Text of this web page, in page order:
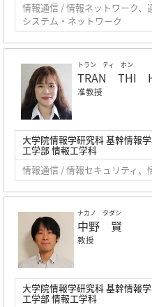
情報通信 / 情報ネットワーク
システム・ネットワーク
トラン ティ ホン
TRAN THI
准教授
大学院情報学研究科 基幹情報
工学部 情報工学科
情報通信 / 情報セキュリティ、
ナカノ タダシ
中野 賢
教授
大学院情報学研究科 基幹情報
工学部 情報工学科